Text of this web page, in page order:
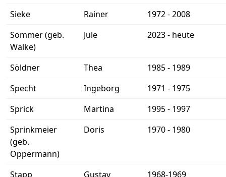
Sieke
Rainer
1972 - 2008
Sommer (geb.
Walke)
Jule 2023 - heute
Söldner Thea
1985 - 1989
Specht
Ingeborg
1971 - 1975
Sprick
Martina
1995 - 1997
Sprinkmeier
(geb.
Oppermann)
Doris 1970 - 1980
Stapp Gustav 1968-1969